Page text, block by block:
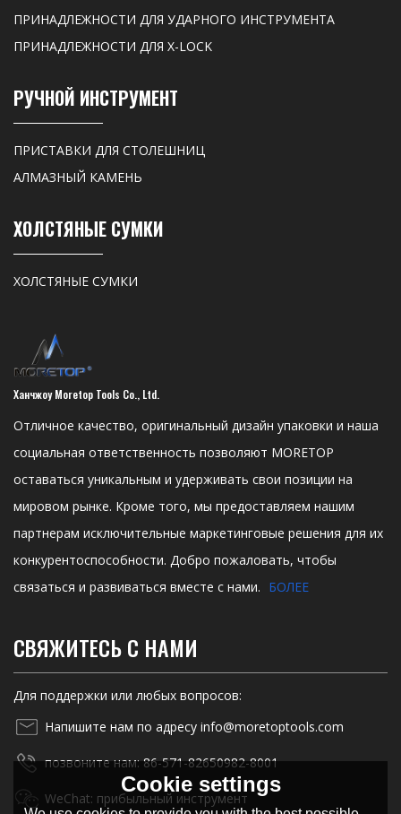
ПРИНАДЛЕЖНОСТИ ДЛЯ УДАРНОГО ИНСТРУМЕНТА
ПРИНАДЛЕЖНОСТИ ДЛЯ X-LOCK
РУЧНОЙ ИНСТРУМЕНТ
ПРИСТАВКИ ДЛЯ СТОЛЕШНИЦ
АЛМАЗНЫЙ КАМЕНЬ
ХОЛСТЯНЫЕ СУМКИ
ХОЛСТЯНЫЕ СУМКИ
Ханчжоу Moretop Tools Co., Ltd.
Отличное качество, оригинальный дизайн упаковки и наша
социальная ответственность позволяют MORETOP
оставаться уникальным и удерживать свои позиции на
мировом рынке. Кроме того, мы предоставляем нашим
партнерам исключительные маркетинговые решения для их
конкурентоспособности. Добро пожаловать, чтобы
связаться и развиваться вместе с нами. БОЛЕЕ
СВЯЖИТЕСЬ С НАМИ
Для поддержки или любых вопросов:
Напишите нам по адресу info@moretoptools.com
позвоните нам: 86-571-82650982-8001
WeChat: прибыльный инструмент
Cookie settings